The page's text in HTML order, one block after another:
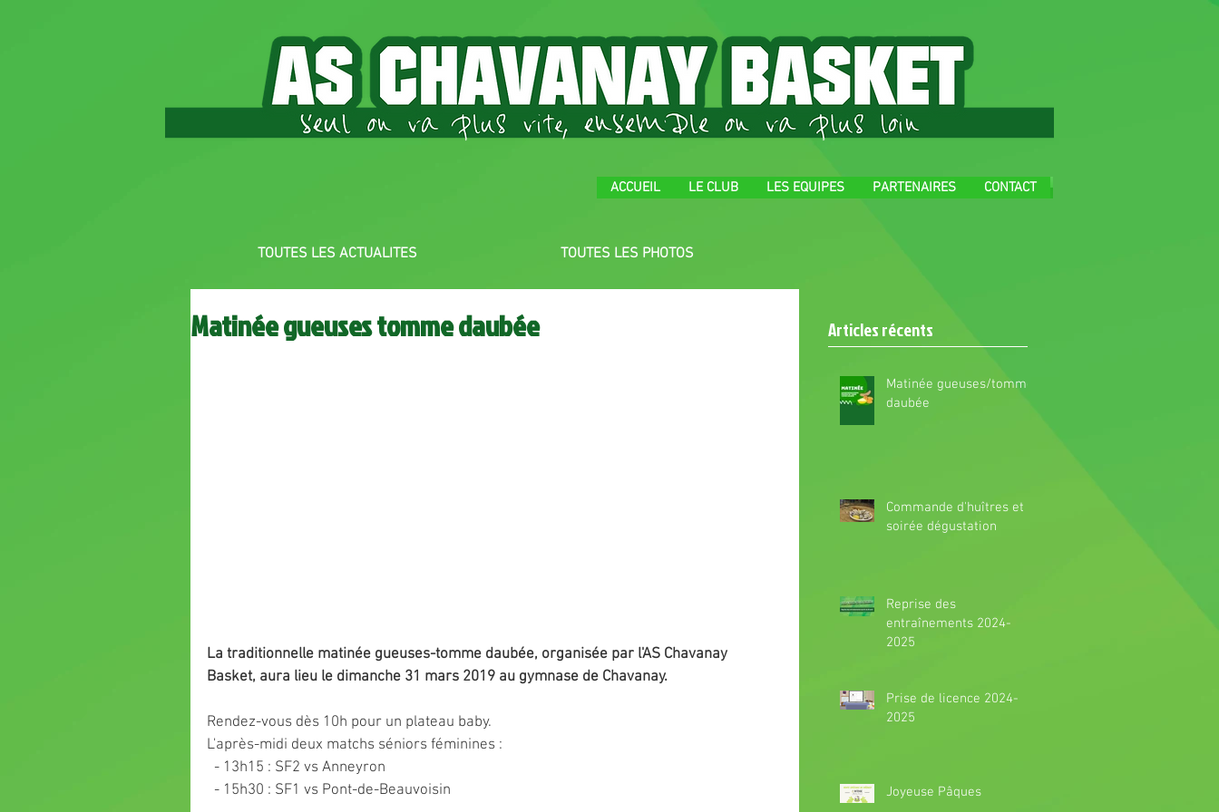
ACCUEIL LE CLUB LES EQUIPES PARTENAIRES CONTACT
TOUTES LES ACTUALITES TOUTES LES PHOTOS
Matinée gueuses tomme daubée
La traditionnelle matinée gueuses-tomme daubée, organisée par l'AS Chavanay
Basket, aura lieu le dimanche 31 mars 2019 au gymnase de Chavanay.
Rendez-vous dès 10h pour un plateau baby.
L'après-midi deux matchs séniors féminines :
  - 13h15 : SF2 vs Anneyron
  - 15h30 : SF1 vs Pont-de-Beauvoisin
Articles récents
Matinée gueuses/tomme
daubée
Commande d'huîtres et
soirée dégustation
Reprise des
entraînements 2024-
2025
Prise de licence 2024-
2025
Joyeuse Pâques